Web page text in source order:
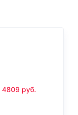
4809 руб.